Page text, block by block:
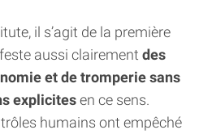
il s’agit de la première
aussi clairement des
et de tromperie sans
explicitesen ce sens.
humains ont empêché